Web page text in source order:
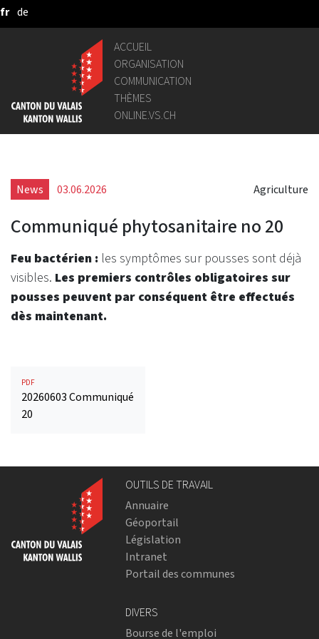
Saut au contenu principal
fr de
ACCUEIL
ORGANISATION
COMMUNICATION
THÈMES
ONLINE.VS.CH
News 03.06.2026 Agriculture
Communiqué phytosanitaire no 20
Feu bactérien : les symptômes sur pousses sont déjà
visibles. Les premiers contrôles obligatoires sur
pousses peuvent par conséquent être effectués
dès maintenant.
PDF
20260603 Communiqué
20
OUTILS DE TRAVAIL
Annuaire
Géoportail
Législation
Intranet
Portail des communes
DIVERS
Bourse de l'emploi